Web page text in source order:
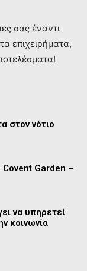
σας έναντι
επιχειρήματα,
στον νότιο
Covent Garden –
να υπηρετεί
κοινωνία